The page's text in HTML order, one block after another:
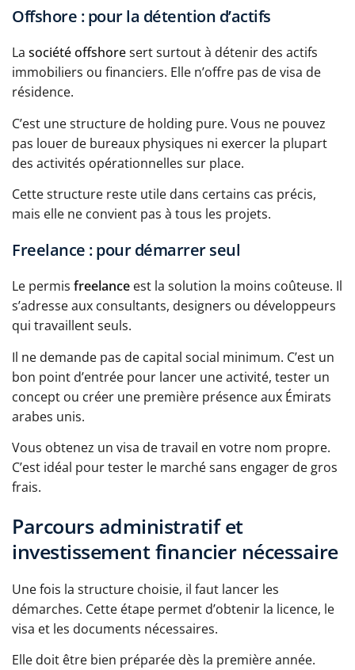
Offshore : pour la détention d’actifs
La société offshoresert surtout à détenir des actifs
immobiliers ou financiers. Elle n’offre pas de visa de
résidence.
C’est une structure de holding pure. Vous ne pouvez
pas louer de bureaux physiques ni exercer la plupart
des activités opérationnelles sur place.
Cette structure reste utile dans certains cas précis,
mais elle ne convient pas à tous les projets.
Freelance : pour démarrer seul
Le permis freelance est la solution la moins coûteuse. Il
s’adresse aux consultants, designers ou développeurs
qui travaillent seuls.
Il ne demande pas de capital social minimum. C’est un
bon point d’entrée pour lancer une activité, tester un
concept ou créer une première présence aux Émirats
arabes unis.
Vous obtenez un visa de travail en votre nom propre.
C’est idéal pour tester le marché sans engager de gros
frais.
Parcours administratif et
investissement financier nécessaire
Une fois la structure choisie, il faut lancer les
démarches. Cette étape permet d’obtenir la licence, le
visa et les documents nécessaires.
Elle doit être bien préparée dès la première année.